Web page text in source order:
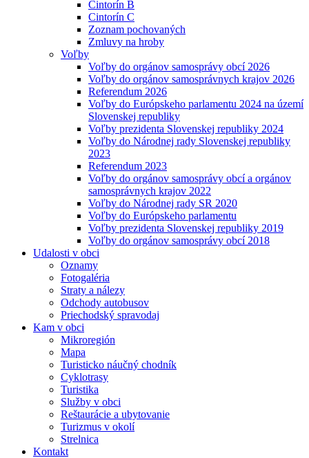
Cintorín B
Cintorín C
Zoznam pochovaných
Zmluvy na hroby
Voľby
Voľby do orgánov samosprávy obcí 2026
Voľby do orgánov samosprávnych krajov 2026
Referendum 2026
Voľby do Európskeho parlamentu 2024 na území
Slovenskej republiky
Voľby prezidenta Slovenskej republiky 2024
Voľby do Národnej rady Slovenskej republiky
2023
Referendum 2023
Voľby do orgánov samosprávy obcí a orgánov
samosprávnych krajov 2022
Voľby do Národnej rady SR 2020
Voľby do Európskeho parlamentu
Voľby prezidenta Slovenskej republiky 2019
Voľby do orgánov samosprávy obcí 2018
Udalosti v obci
Oznamy
Fotogaléria
Straty a nálezy
Odchody autobusov
Priechodský spravodaj
Kam v obci
Mikroregión
Mapa
Turisticko náučný chodník
Cyklotrasy
Turistika
Služby v obci
Reštaurácie a ubytovanie
Turizmus v okolí
Strelnica
Kontakt